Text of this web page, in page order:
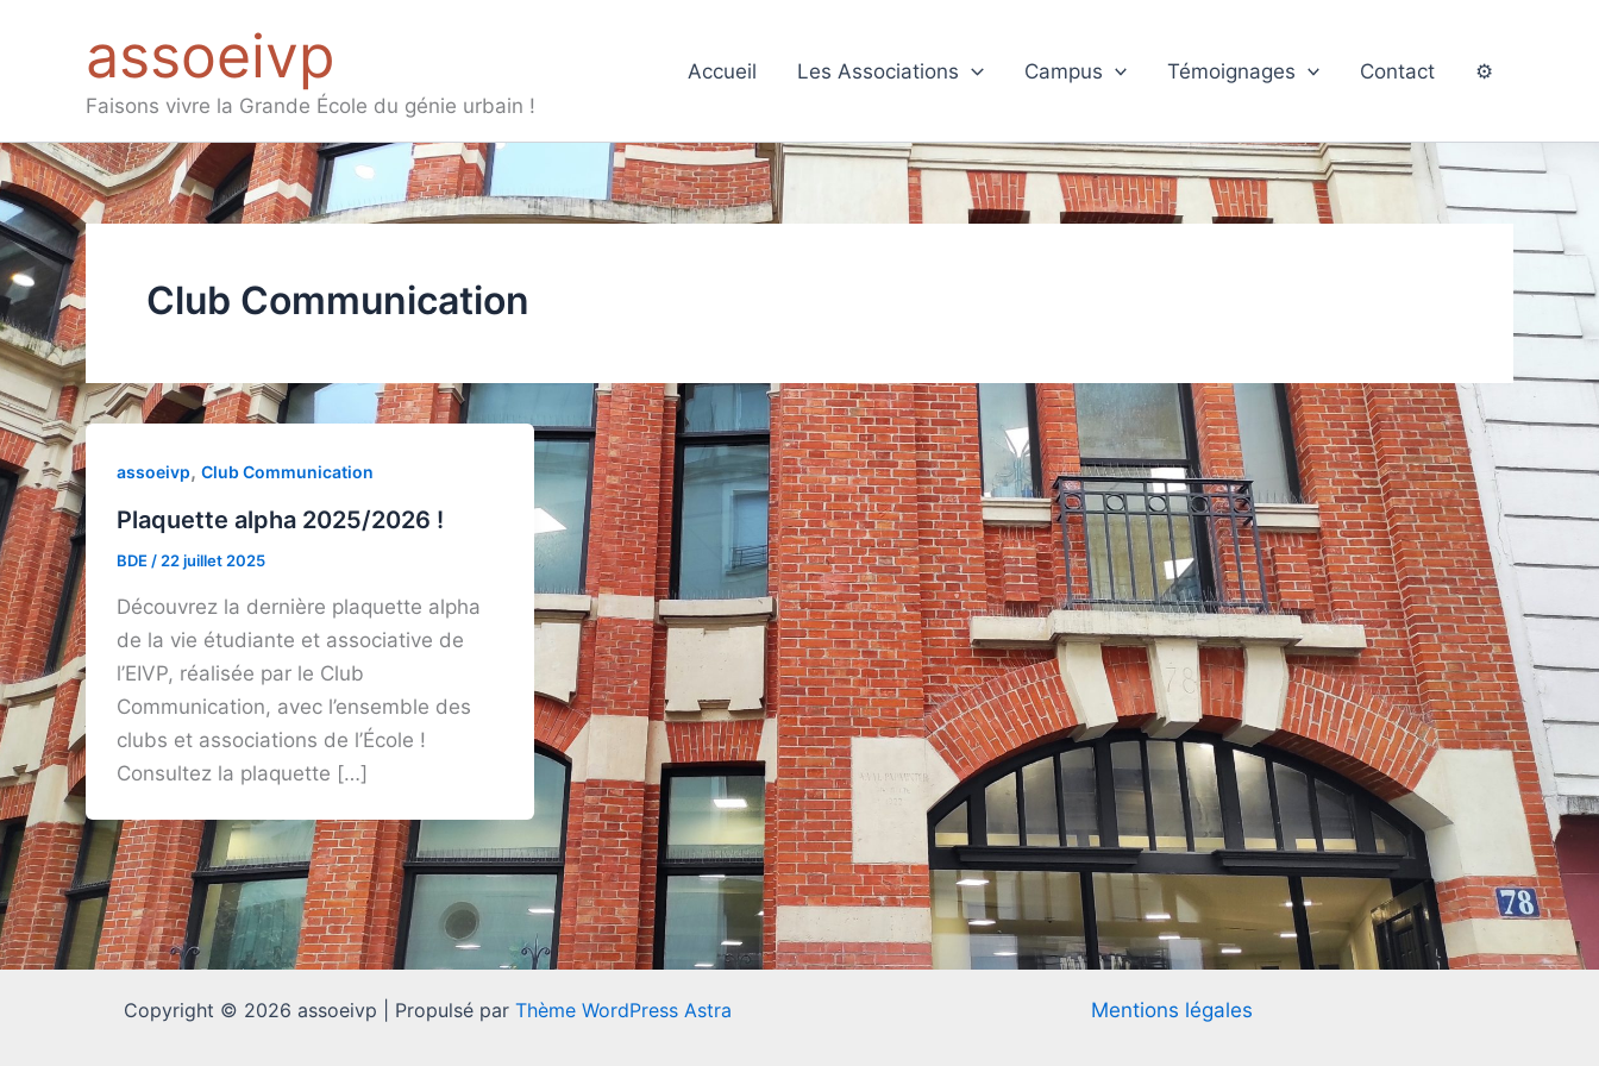
assoeivp
Faisons vivre la Grande École du génie urbain !
Accueil Les Associations Campus Témoignages Contact ⚙️
Club Communication
assoeivp, Club Communication
Plaquette alpha 2025/2026 !
BDE / 22 juillet 2025
Découvrez la dernière plaquette alpha
de la vie étudiante et associative de
l’EIVP, réalisée par le Club
Communication, avec l’ensemble des
clubs et associations de l’École !
Consultez la plaquette […]
Copyright © 2026 assoeivp | Propulsé par Thème WordPress Astra Mentions légales